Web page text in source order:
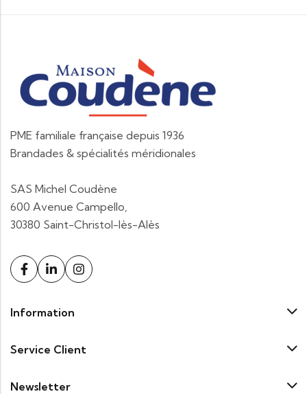
PME familiale française depuis 1936
Brandades & spécialités méridionales
SAS Michel Coudène
600 Avenue Campello,
30380 Saint-Christol-lès-Alès
Information
Service Client
Newsletter